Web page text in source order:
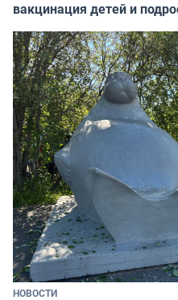
вакцинация детей и
НОВОСТИ